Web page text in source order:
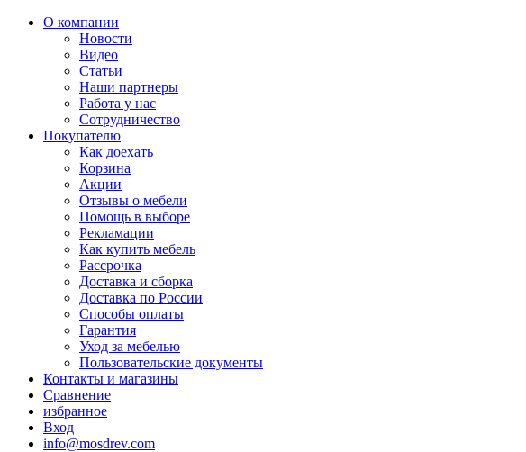
О компании
Новости
Видео
Статьи
Наши партнеры
Работа у нас
Сотрудничество
Покупателю
Как доехать
Корзина
Акции
Отзывы о мебели
Помощь в выборе
Рекламации
Как купить мебель
Рассрочка
Доставка и сборка
Доставка по России
Способы оплаты
Гарантия
Уход за мебелью
Пользовательские документы
Контакты и магазины
Сравнение
избранное
Вход
info@mosdrev.com